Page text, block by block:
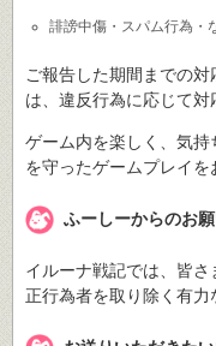
誹謗中傷・スパム行為・
ご報告した期間までの
は、違反行為に応じて対
ゲーム内を楽しく、気
を守ったゲームプレイを
ふーしーからのお
イルーナ戦記では、皆
正行為者を取り除く有力